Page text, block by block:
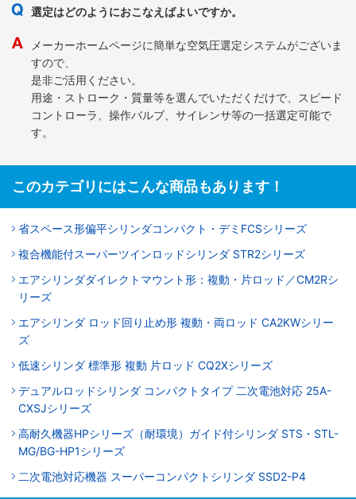
選定はどのようにおこなえばよいですか。
メーカーホームページに簡単な空気圧選定システムがございま
すので、
是非ご活用ください。
用途・ストローク・質量等を選んでいただくだけで、スピード
コントローラ、操作バルブ、サイレンサ等の一括選定可能で
す。
このカテゴリにはこんな商品もあります！
省スペース形偏平シリンダコンパクト・デミFCSシリーズ
複合機能付スーパーツインロッドシリンダ STR2シリーズ
エアシリンダダイレクトマウント形：複動・片ロッド／CM2Rシ
リーズ
エアシリンダ ロッド回り止め形 複動・両ロッド CA2KWシリー
ズ
低速シリンダ 標準形 複動 片ロッド CQ2Xシリーズ
デュアルロッドシリンダ コンパクトタイプ 二次電池対応 25A-
CXSJシリーズ
高耐久機器HPシリーズ（耐環境）ガイド付シリンダ STS・STL-
MG/BG-HP1シリーズ
二次電池対応機器 スーパーコンパクトシリンダ SSD2-P4